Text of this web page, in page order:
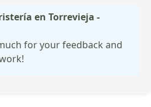
en Torrevieja -
for your feedback and